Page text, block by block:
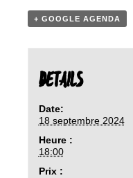
+ GOOGLE AGENDA
DETAILS
Date:
18 septembre 2024
Heure :
18:00
Prix :